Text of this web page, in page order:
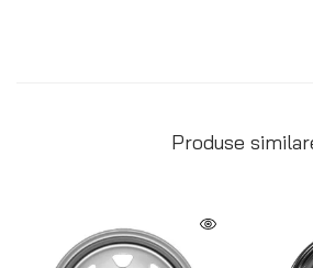
Produse